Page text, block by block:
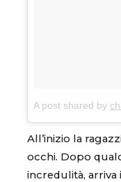
A post shared by
All’inizio la
occhi. Dopo
incredulità,